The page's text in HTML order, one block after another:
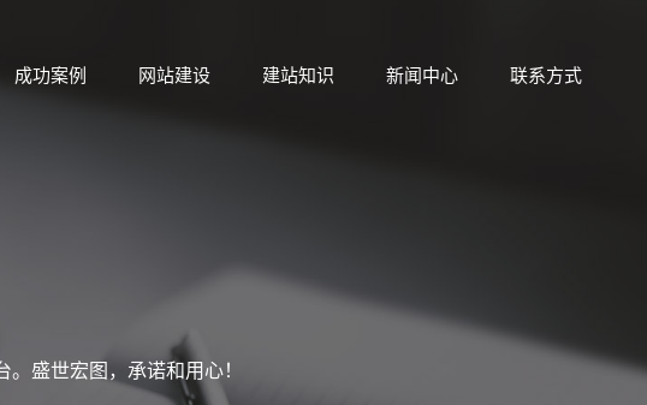
成功案例 网站建设 建站知识 新闻中心 联系方式
盛世宏图，承诺和用心！